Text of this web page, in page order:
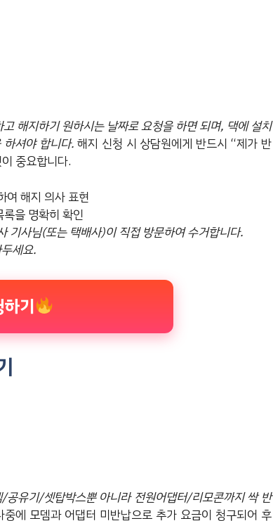
해지하기 원하시는 날짜로 요청을 하면 되며, 댁에 설치
셔야 합니다. 해지 신청 시 상담원에게 반드시 “제가 반
중요합니다.
해지 의사 표현
을 명확히 확인
기사님(또는 택배사)이 직접 방문하여 수거합니다.
세요.
기
공유기/셋탑박스뿐 아니라 전원어댑터/리모콘까지 싹 반
에 모뎀과 어댑터 미반납으로 추가 요금이 청구되어 후